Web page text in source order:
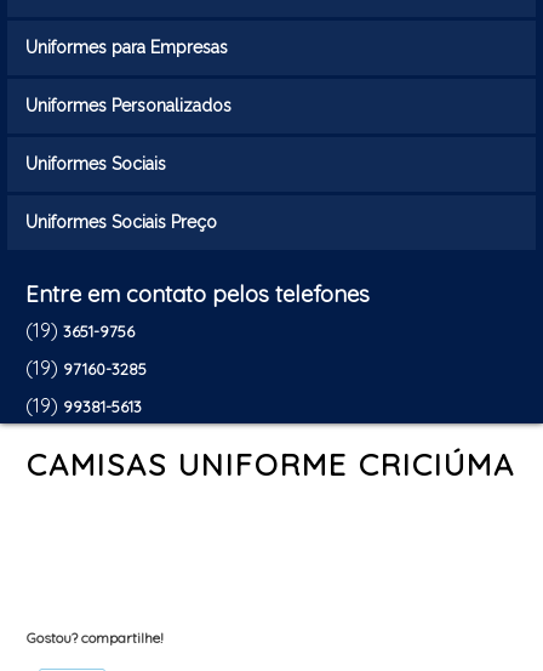
Uniformes para Empresas
Uniformes Personalizados
Uniformes Sociais
Uniformes Sociais Preço
Entre em contato pelos telefones
(19) 3651-9756
(19) 97160-3285
(19) 99381-5613
CAMISAS UNIFORME CRICIÚMA
Gostou? compartilhe!